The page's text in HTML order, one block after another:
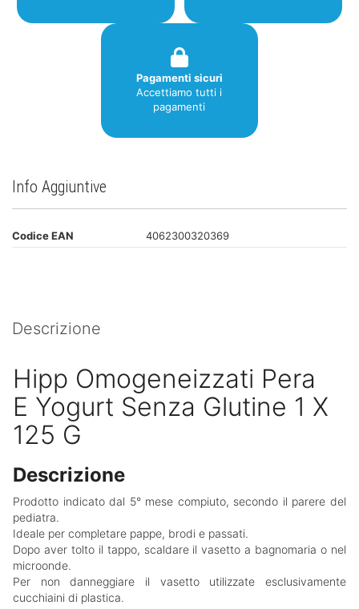
Pagamenti sicuri
Accettiamo tutti i
pagamenti
Info Aggiuntive
Codice EAN 4062300320369
Descrizione
Hipp Omogeneizzati Pera
E Yogurt Senza Glutine 1 X
125 G
Descrizione
Prodotto indicato dal 5° mese compiuto, secondo il parere del
pediatra.
Ideale per completare pappe, brodi e passati.
Dopo aver tolto il tappo, scaldare il vasetto a bagnomaria o nel
microonde.
Per non danneggiare il vasetto utilizzate esclusivamente
cucchiaini di plastica.